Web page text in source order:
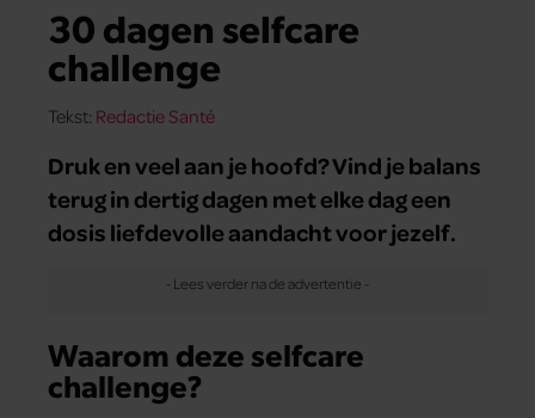
30 dagen selfcare
challenge
Tekst: Redactie Santé
Druk en veel aan je hoofd? Vind je balans
terug in dertig dagen met elke dag een
dosis liefdevolle aandacht voor jezelf.
Waarom deze selfcare
challenge?